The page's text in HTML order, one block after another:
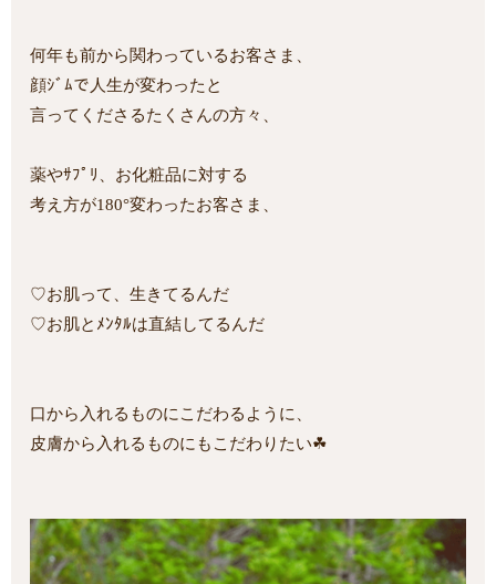
何年も前から関わっているお客さま、
顔ｼﾞﾑで人生が変わったと
言ってくださるたくさんの方々、
薬やｻﾌﾟﾘ、お化粧品に対する
考え方が180°変わったお客さま、
♡お肌って、生きてるんだ
♡お肌とﾒﾝﾀﾙは直結してるんだ
口から入れるものにこだわるように、
皮膚から入れるものにもこだわりたい☘